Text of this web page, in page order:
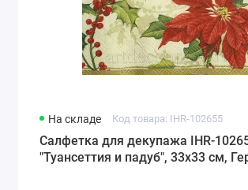
На складе Код товара: IHR-102655
Салфетка для декупажа IHR-
"Туансеттия и падуб", 33х33 см,